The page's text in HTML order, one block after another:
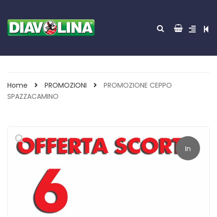
Home PROMOZIONI
PROMOZIONE CEPPO
SPAZZACAMINO
In
ACCENDITUTTO 30